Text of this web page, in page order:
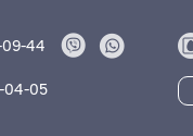
09-44
04-05